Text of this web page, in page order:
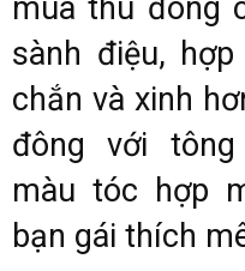
mùa thu đông
sành điệu,
chắn và xinh
đông với
màu tóc hợp
bạn gái thích